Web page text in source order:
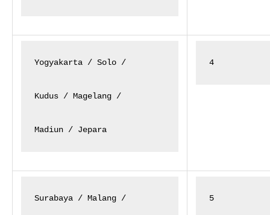
Yogyakarta / Solo /
Kudus / Magelang /
Madiun / Jepara
4
Surabaya / Malang / 5